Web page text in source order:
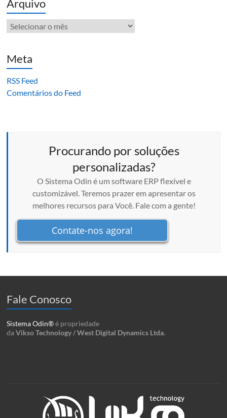
Arquivo
Arquivo
Meta
RSS Feed
Comentários do Feed
Procurando por soluções
personalizadas?
O Sistema Odin é um software ERP flexível e
customizável. Teremos prazer em apresentar os
melhores recursos para Você. Fale com a gente!
Contate-nos agora!
Fale Conosco
Sistema Odin®é propriedade
daVikso Technology / West Digital Dynamics Ltda.